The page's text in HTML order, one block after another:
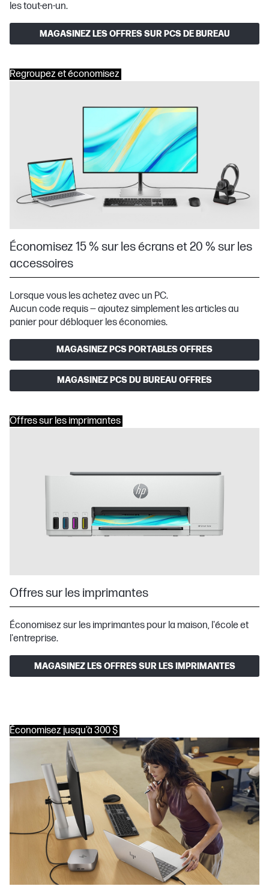
les tout-en-un.
MAGASINEZ LES OFFRES SUR PCS DE BUREAU
Regroupez et économisez
Économisez 15 % sur les écrans et 20 % sur les
accessoires
Lorsque vous les achetez avec un PC.
Aucun code requis — ajoutez simplement les articles au
panier pour débloquer les économies.
MAGASINEZ PCS PORTABLES OFFRES
MAGASINEZ PCS DU BUREAU OFFRES
Offres sur les imprimantes
Offres sur les imprimantes
Économisez sur les imprimantes pour la maison, l'école et
l'entreprise.
MAGASINEZ LES OFFRES SUR LES IMPRIMANTES
Économisez jusqu’à 300 $